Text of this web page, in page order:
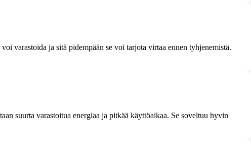
varastoida ja sitä pidempään se voi tarjota virtaa ennen tyhjenemistä.
suurta varastoitua energiaa ja pitkää käyttöaikaa. Se soveltuu hyvin